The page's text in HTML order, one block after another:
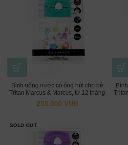
Bình uống nước có ống hút cho bé
Tritan Marcus & Marcus, từ 12 tháng
– Ollie
258.000 VNĐ
SOLD OUT